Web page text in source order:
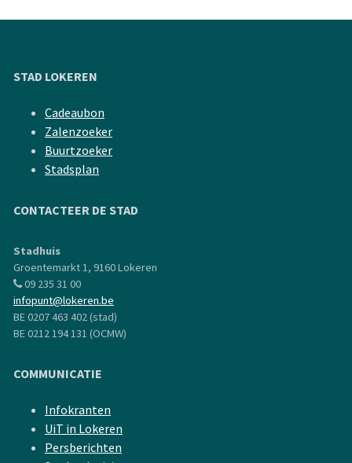
STAD LOKEREN
Cadeaubon
Zalenzoeker
Buurtzoeker
Stadsplan
CONTACTEER DE STAD
Stadhuis
Groentemarkt 1, 9160 Lokeren
09 235 31 00
infopunt@lokeren.be
BE 0207 463 402 (stad)
BE 0212 194 131 (OCMW)
COMMUNICATIE
Infokranten
UiT in Lokeren
Persberichten